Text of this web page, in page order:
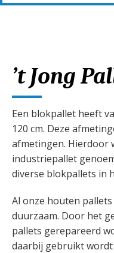
’t Jong
Een blokpallet heeft
120 cm. Deze
afmetingen. Hierdoor
industriepallet
diverse blokpallets in
Al onze houten
duurzaam. Door het
pallets gerepareerd
daarbij gebruikt